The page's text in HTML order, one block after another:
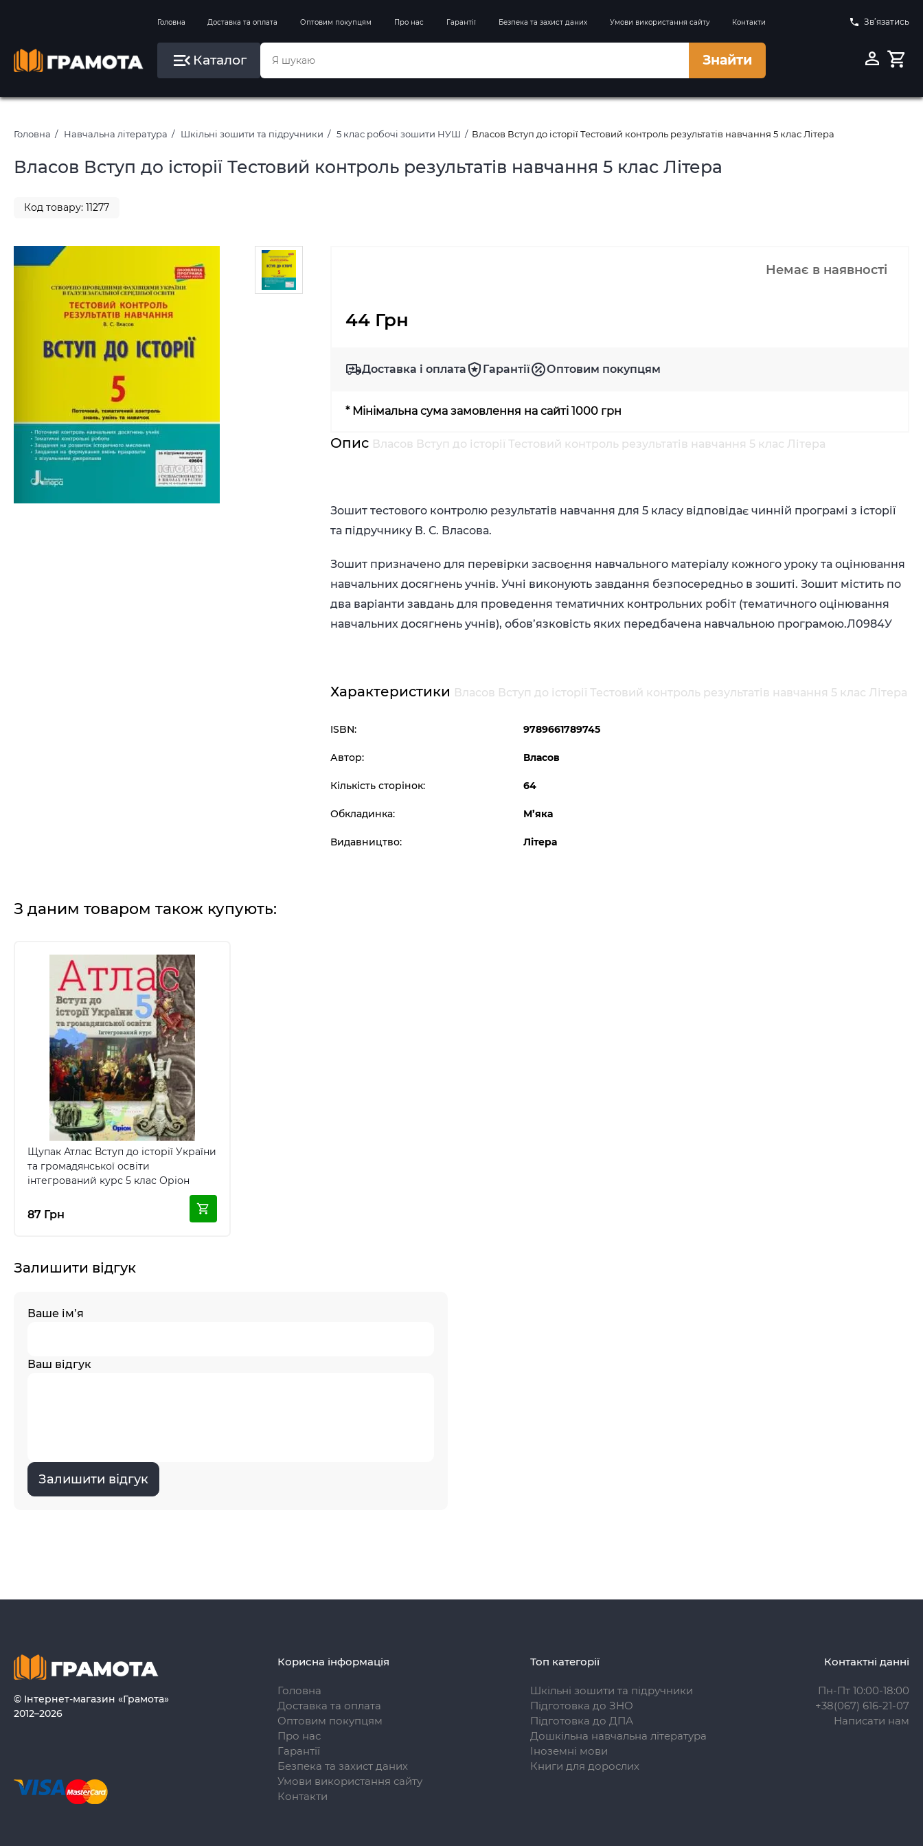
Головна Доставка та оплата Оптовим покупцям Про нас Гарантії Безпека та захист даних Умови використання сайту Контакти Зв’язатись
Каталог Знайти
Вправи на зимові канікули
Літо, пляж, плавання, басейни
Картини за номерами
Головна Навчальна література Шкільні зошити та підручники 5 клас робочі зошити НУШ Власов Вступ до історії Тестовий контроль результатів навчання 5 клас Літера
Власов Вступ до історії Тестовий контроль результатів навчання 5 клас Літера
Код товару: 11277
Немає в наявності
44 Грн
Доставка і оплата Гарантії Оптовим покупцям
* Мінімальна сума замовлення на сайті 1000 грн
Опис Власов Вступ до історії Тестовий контроль результатів навчання 5 клас Літера
Зошит тестового контролю результатів навчання для 5 класу відповідає чинній програмі з історії
та підручнику В. С. Власова.
Зошит призначено для перевірки засвоєння навчального матеріалу кожного уроку та оцінювання
навчальних досягнень учнів. Учні виконують завдання безпосередньо в зошиті. Зошит містить по
два варіанти завдань для проведення тематичних контрольних робіт (тематичного оцінювання
навчальних досягнень учнів), обов’язковість яких передбачена навчальною програмою.Л0984У
Характеристики Власов Вступ до історії Тестовий контроль результатів навчання 5 клас Літера
ISBN: 9789661789745
Автор: Власов
Кількість сторінок: 64
Обкладинка: М’яка
Видавництво: Літера
З даним товаром також купують:
Щупак Атлас Вступ до історії України
та громадянської освіти
інтегрований курс 5 клас Оріон
87 Грн
Залишити відгук
Ваше ім’я
Ваш відгук
Залишити відгук
© Інтернет-магазин «Грамота»
2012–2026
Корисна інформація
Головна
Доставка та оплата
Оптовим покупцям
Про нас
Гарантії
Безпека та захист даних
Умови використання сайту
Контакти
Топ категорії
Шкільні зошити та підручники
Підготовка до ЗНО
Підготовка до ДПА
Дошкільна навчальна література
Іноземні мови
Книги для дорослих
Контактні данні
Пн-Пт 10:00-18:00
+38(067) 616-21-07
Написати нам